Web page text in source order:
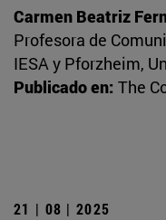
Carmen Beatriz
Profesora de
IESA y Pforzheim,
Publicado en: The
21 | 08 | 2025